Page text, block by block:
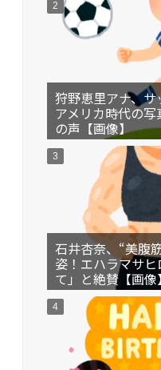
狩野恵里アナ、サ
アメリカ時代の写
の声【画像】
石井杏奈、“美腹
姿！エハラマサ
て」と絶賛【画像】